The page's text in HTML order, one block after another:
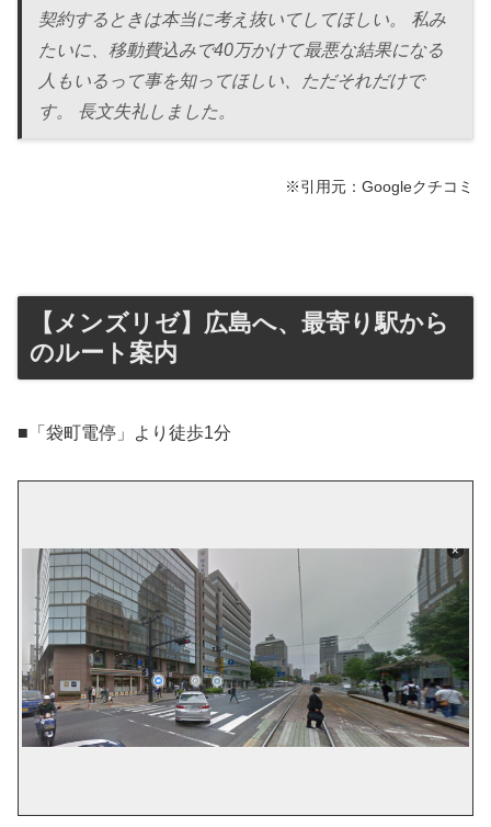
契約するときは本当に考え抜いてしてほしい。 私み
たいに、移動費込みで40万かけて最悪な結果になる
人もいるって事を知ってほしい、ただそれだけで
す。 長文失礼しました。
※引用元：Googleクチコミ
【メンズリゼ】広島へ、最寄り駅から
のルート案内
■「袋町電停」より徒歩1分